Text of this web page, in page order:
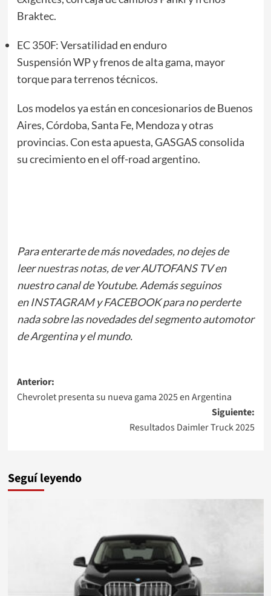
Braktec.
EC 350F: Versatilidad en enduro
Suspensión WP y frenos de alta gama, mayor
torque para terrenos técnicos.
Los modelos ya están en concesionarios de Buenos
Aires, Córdoba, Santa Fe, Mendoza y otras
provincias. Con esta apuesta, GASGAS consolida
su crecimiento en el off-road argentino.
Para enterarte de más novedades, no dejes de
leernuestras notas, de verAUTOFANS TVen
nuestro canal de Youtube. Además seguinos
enINSTAGRAMyFACEBOOKpara no perderte
nada sobre las novedades del segmento automotor
de Argentina y el mundo.
Navegación
de
Anterior:
Chevrolet presenta su nueva gama 2025 en Argentina
Siguiente:
Resultados Daimler Truck 2025
Seguí leyendo